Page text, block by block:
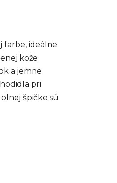
farbe, ideálne
kože
a jemne
pri
špičke sú